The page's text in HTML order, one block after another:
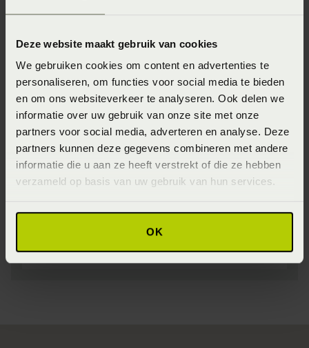
Deze website maakt gebruik van cookies
We gebruiken cookies om content en advertenties te
personaliseren, om functies voor social media te bieden
en om ons websiteverkeer te analyseren. Ook delen we
informatie over uw gebruik van onze site met onze
partners voor social media, adverteren en analyse. Deze
partners kunnen deze gegevens combineren met andere
informatie die u aan ze heeft verstrekt of die ze hebben
verzameld op basis van uw gebruik van hun services.
OK
Wasinstructie
Maximaal 60 graden (Wassen op maximaal 60 graden)
Materiaal
100% polyester (Polyester)
Afmeting
Never out of stock (Vaste collectie)